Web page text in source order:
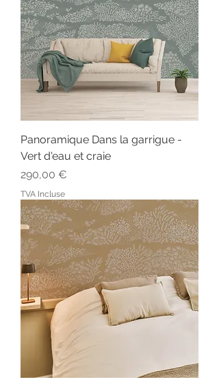
Panoramique Dans la garrigue -
Vert d'eau et craie
Prix
290,00 €
TVA Incluse